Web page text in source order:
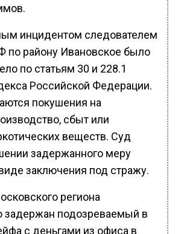
инцидентом следователем
по району Ивановское было
по статьям 30 и 228.1
Российской Федерации.
покушения на
сбыт или
веществ. Суд
задержанного меру
заключения под стражу.
региона
задержан подозреваемый в
с деньгами из офиса в